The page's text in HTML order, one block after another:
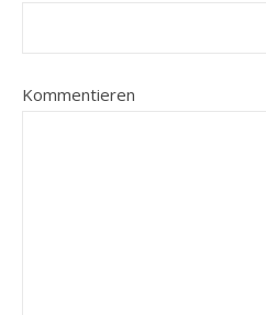
Kommentieren